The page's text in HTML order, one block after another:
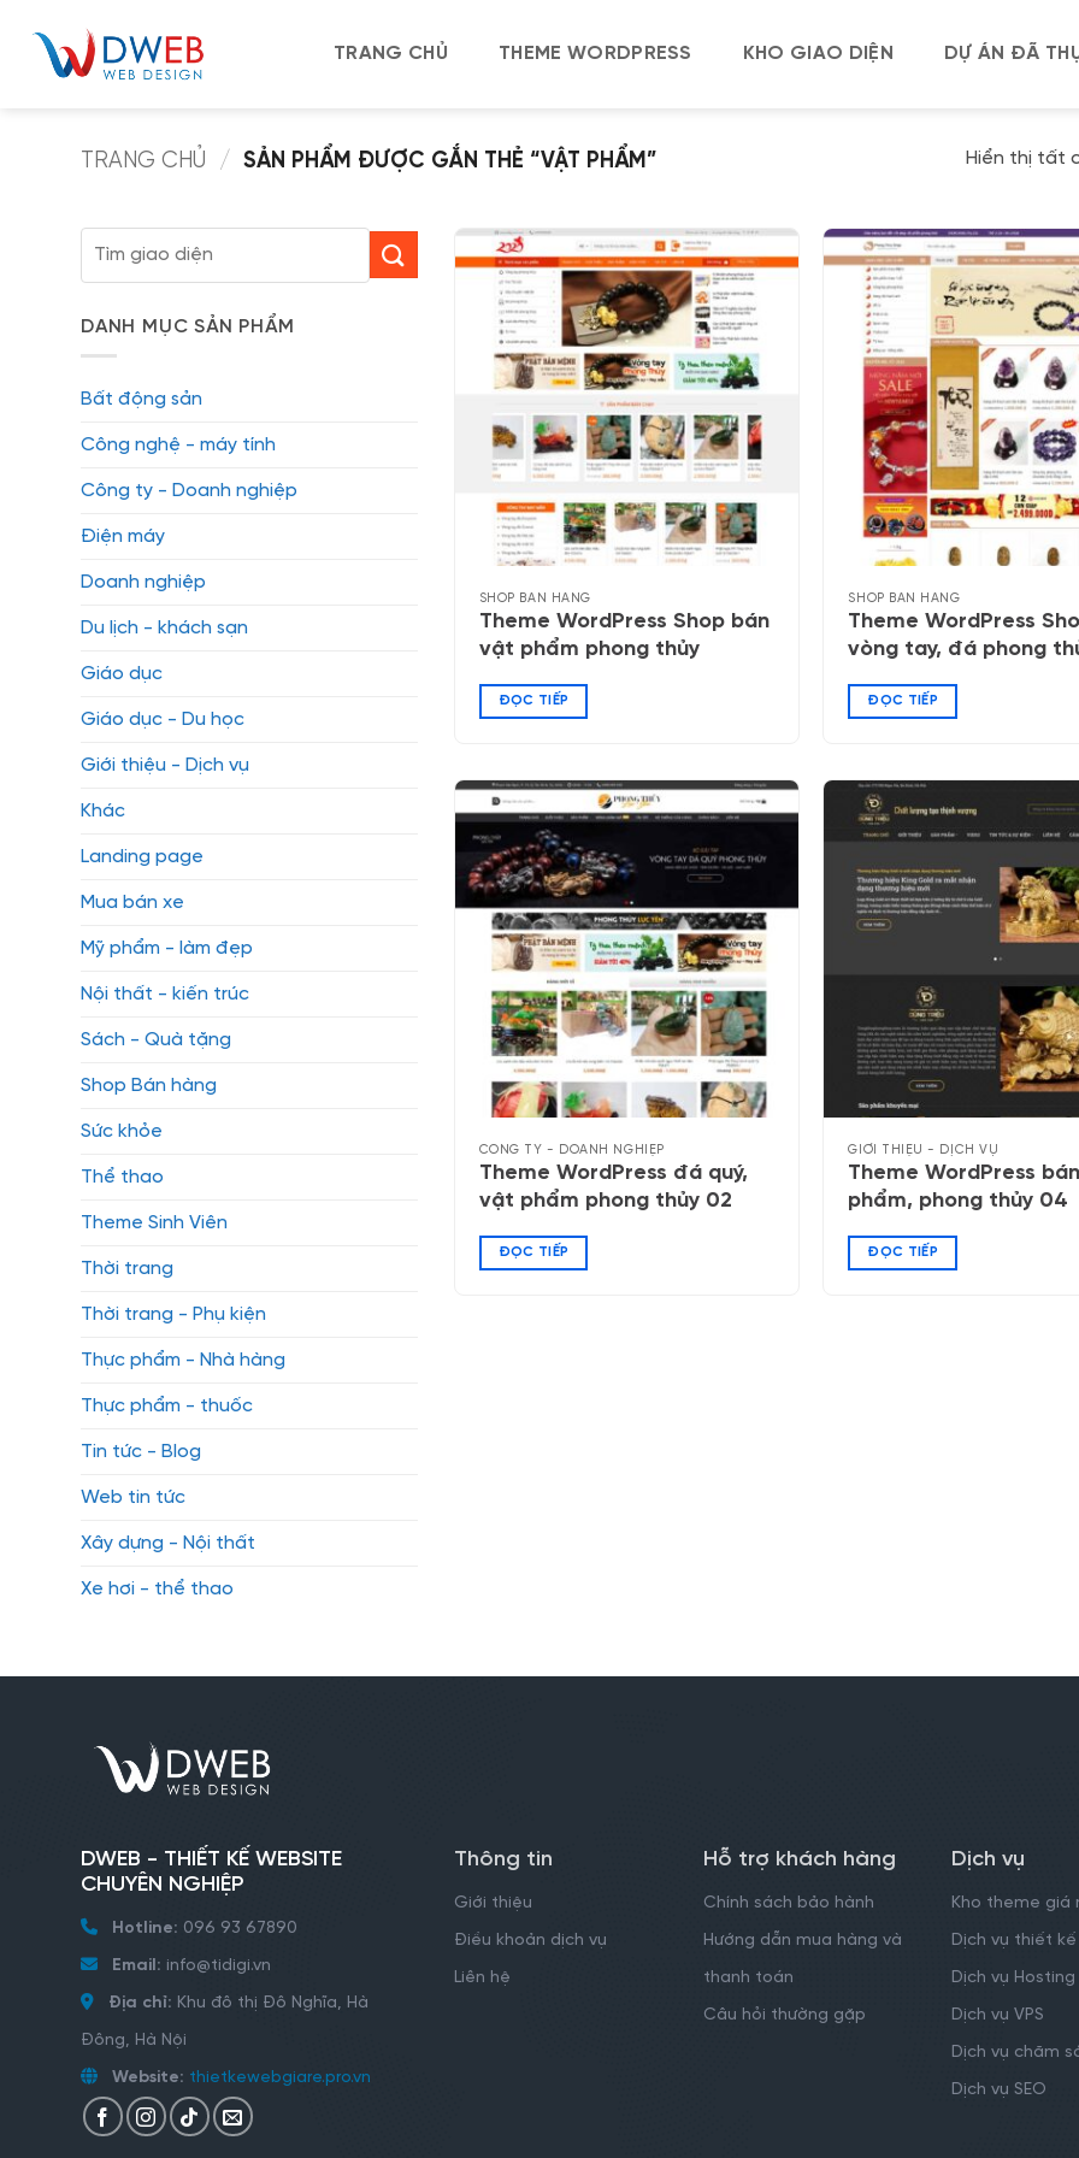
TRANG CHỦ THEME WORDPRESS KHO GIAO DIỆN DỰ ÁN ĐÃ
TRANG CHỦ / SẢN PHẨM ĐƯỢC GẮN THẺ “VẬT PHẨM” Hiển thị tất
DANH MỤC SẢN PHẨM
Bất động sản
Công nghệ - máy tính
Công ty - Doanh nghiệp
Điện máy
Doanh nghiệp
Du lịch - khách sạn
Giáo dục
Giáo dục - Du học
Giới thiệu - Dịch vụ
Khác
Landing page
Mua bán xe
Mỹ phẩm - làm đẹp
Nội thất - kiến trúc
Sách - Quà tặng
Shop Bán hàng
Sức khỏe
Thể thao
Theme Sinh Viên
Thời trang
Thời trang - Phụ kiện
Thực phẩm - Nhà hàng
Thực phẩm - thuốc
Tin tức - Blog
Web tin tức
Xây dựng - Nội thất
Xe hơi - thể thao
SHOP BÁN HÀNG
Theme WordPress Shop bán
vật phẩm phong thủy
ĐỌC TIẾP
SHOP BÁN HÀNG
Theme WordPress
vòng tay, đá phong
ĐỌC TIẾP
CÔNG TY - DOANH NGHIỆP
Theme WordPress đá quý,
vật phẩm phong thủy 02
ĐỌC TIẾP
GIỚI THIỆU - DỊCH VỤ
Theme WordPress
phẩm, phong thủy 04
ĐỌC TIẾP
DWEB - THIẾT KẾ WEBSITE
CHUYÊN NGHIỆP
Hotline: 096 93 67890
Email: info@tidigi.vn
Địa chỉ: Khu đô thị Đô Nghĩa, Hà
Đông, Hà Nội
Website: thietkewebgiare.pro.vn
Thông tin
Giới thiệu
Điều khoản dịch vụ
Liên hệ
Hỗ trợ khách hàng
Chính sách bảo hành
Hướng dẫn mua hàng và
thanh toán
Câu hỏi thường gặp
Dịch vụ
Kho theme giá
Dịch vụ thiết
Dịch vụ Hosting
Dịch vụ VPS
Dịch vụ chăm
Dịch vụ SEO